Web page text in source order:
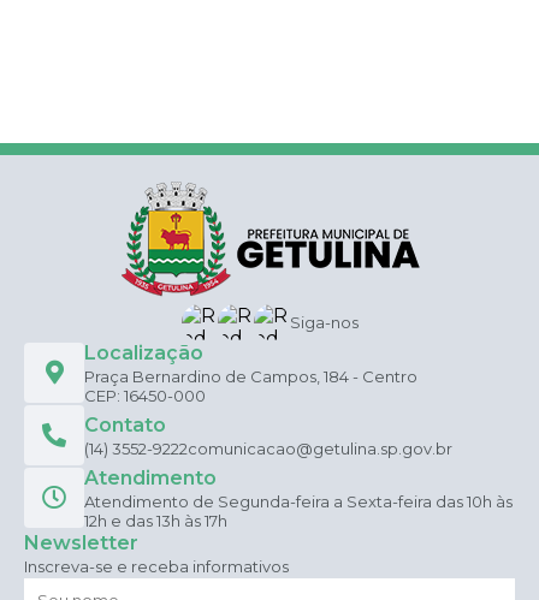
Siga-nos
Localização
Praça Bernardino de Campos, 184 - Centro
CEP: 16450-000
Contato
(14) 3552-9222comunicacao@getulina.sp.gov.br
Atendimento
Atendimento de Segunda-feira a Sexta-feira das 10h às
12h e das 13h às 17h
Newsletter
Inscreva-se e receba informativos